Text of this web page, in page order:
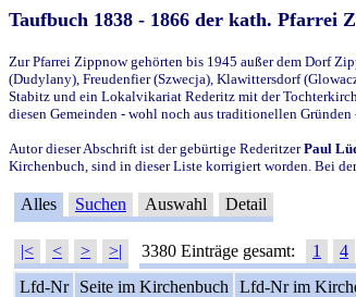
Taufbuch 1838 - 1866 der kath. Pfarrei
Zur Pfarrei Zippnow gehörten bis 1945 außer dem Dorf
(Dudylany), Freudenfier (Szwecja), Klawittersdorf
Stabitz und ein Lokalvikariat Rederitz mit der
diesen Gemeinden - wohl noch aus traditionellen
Autor dieser Abschrift ist der gebürtige RederitzerPaul
Kirchenbuch, sind in dieser Liste korrigiert worden. Bei
Alles Suchen Auswahl Detail
|< < > >| 3380 Einträge gesamt: 1 4
Lfd-Nr
Seite im Kirchenbuch Lfd-Nr im